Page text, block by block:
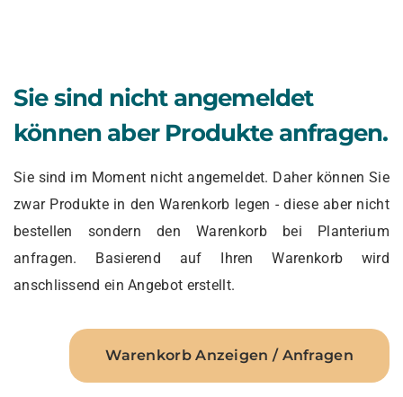
Sie sind nicht angemeldet
können aber Produkte anfragen.
Sie sind im Moment nicht angemeldet. Daher können Sie
zwar Produkte in den Warenkorb legen - diese aber nicht
bestellen sondern den Warenkorb bei Planterium
anfragen. Basierend auf Ihren Warenkorb wird
anschlissend ein Angebot erstellt.
Warenkorb Anzeigen / Anfragen